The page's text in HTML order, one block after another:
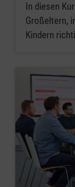
In diesen
Großeltern,
Kindern